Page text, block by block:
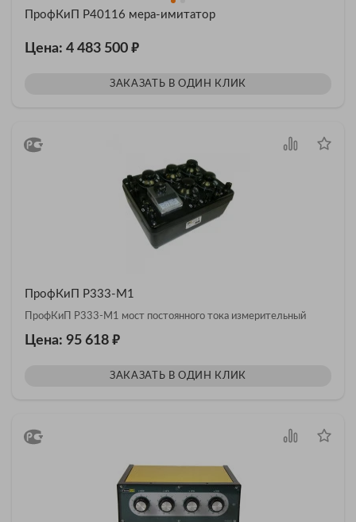
ПрофКиП Р40116 мера-имитатор
Цена: 4 483 500 ₽
ЗАКАЗАТЬ В ОДИН КЛИК
ПрофКиП Р333-М1
ПрофКиП Р333-М1 мост постоянного тока измерительный
Цена: 95 618 ₽
ЗАКАЗАТЬ В ОДИН КЛИК